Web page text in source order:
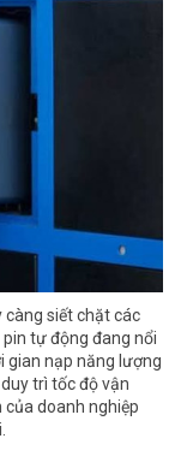
càng siết chặt các
tự động đang nổi
gian nạp năng lượng
trì tốc độ vận
doanh nghiệp